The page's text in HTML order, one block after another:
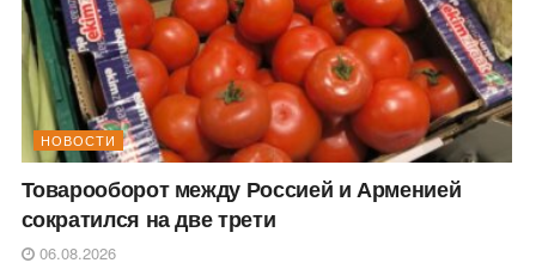
НОВОСТИ
Товарооборот между Россией и Арменией
сократился на две трети
06.08.2026